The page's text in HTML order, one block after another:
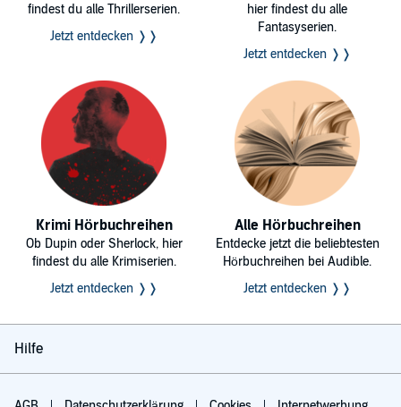
findest du alle Thrillerserien.
Jetzt entdecken ❭❭
hier findest du alle
Fantasyserien.
Jetzt entdecken ❭❭
Krimi Hörbuchreihen
Ob Dupin oder Sherlock, hier
findest du alle Krimiserien.
Jetzt entdecken ❭❭
Alle Hörbuchreihen
Entdecke jetzt die beliebtesten
Hörbuchreihen bei Audible.
Jetzt entdecken ❭❭
Hilfe